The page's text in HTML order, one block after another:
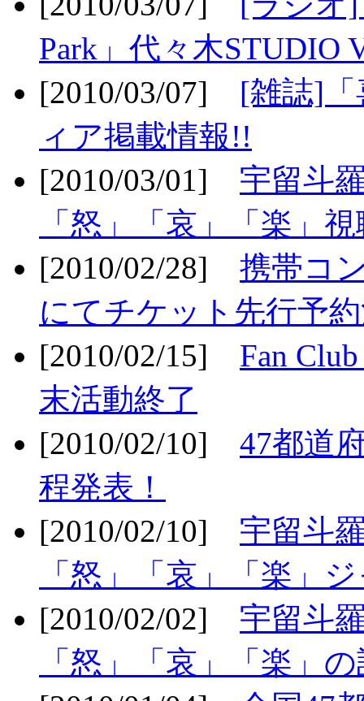
Park」代々木STUDIO
[2010/03/07] [雑誌]「
ィア掲載情報!!
[2010/03/01] 宇留斗
「怒」「哀」「楽」
[2010/02/28] 携帯コ
にてチケット先行予
[2010/02/15] Fan
末活動終了
[2010/02/10] 47都道
程発表！
[2010/02/10] 宇留斗
「怒」「哀」「楽」
[2010/02/02] 宇留斗
「怒」「哀」「楽」